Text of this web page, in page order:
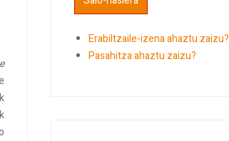
Erabiltzaile-izena ahaztu zaizu?
Pasahitza ahaztu zaizu?